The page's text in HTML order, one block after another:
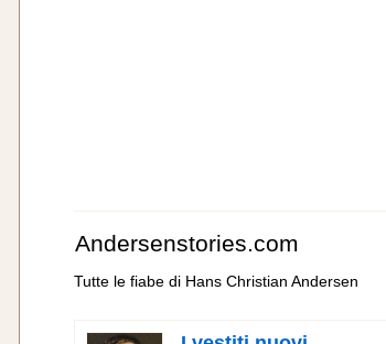
Andersenstories.com
Tutte le fiabe di Hans Christian Andersen